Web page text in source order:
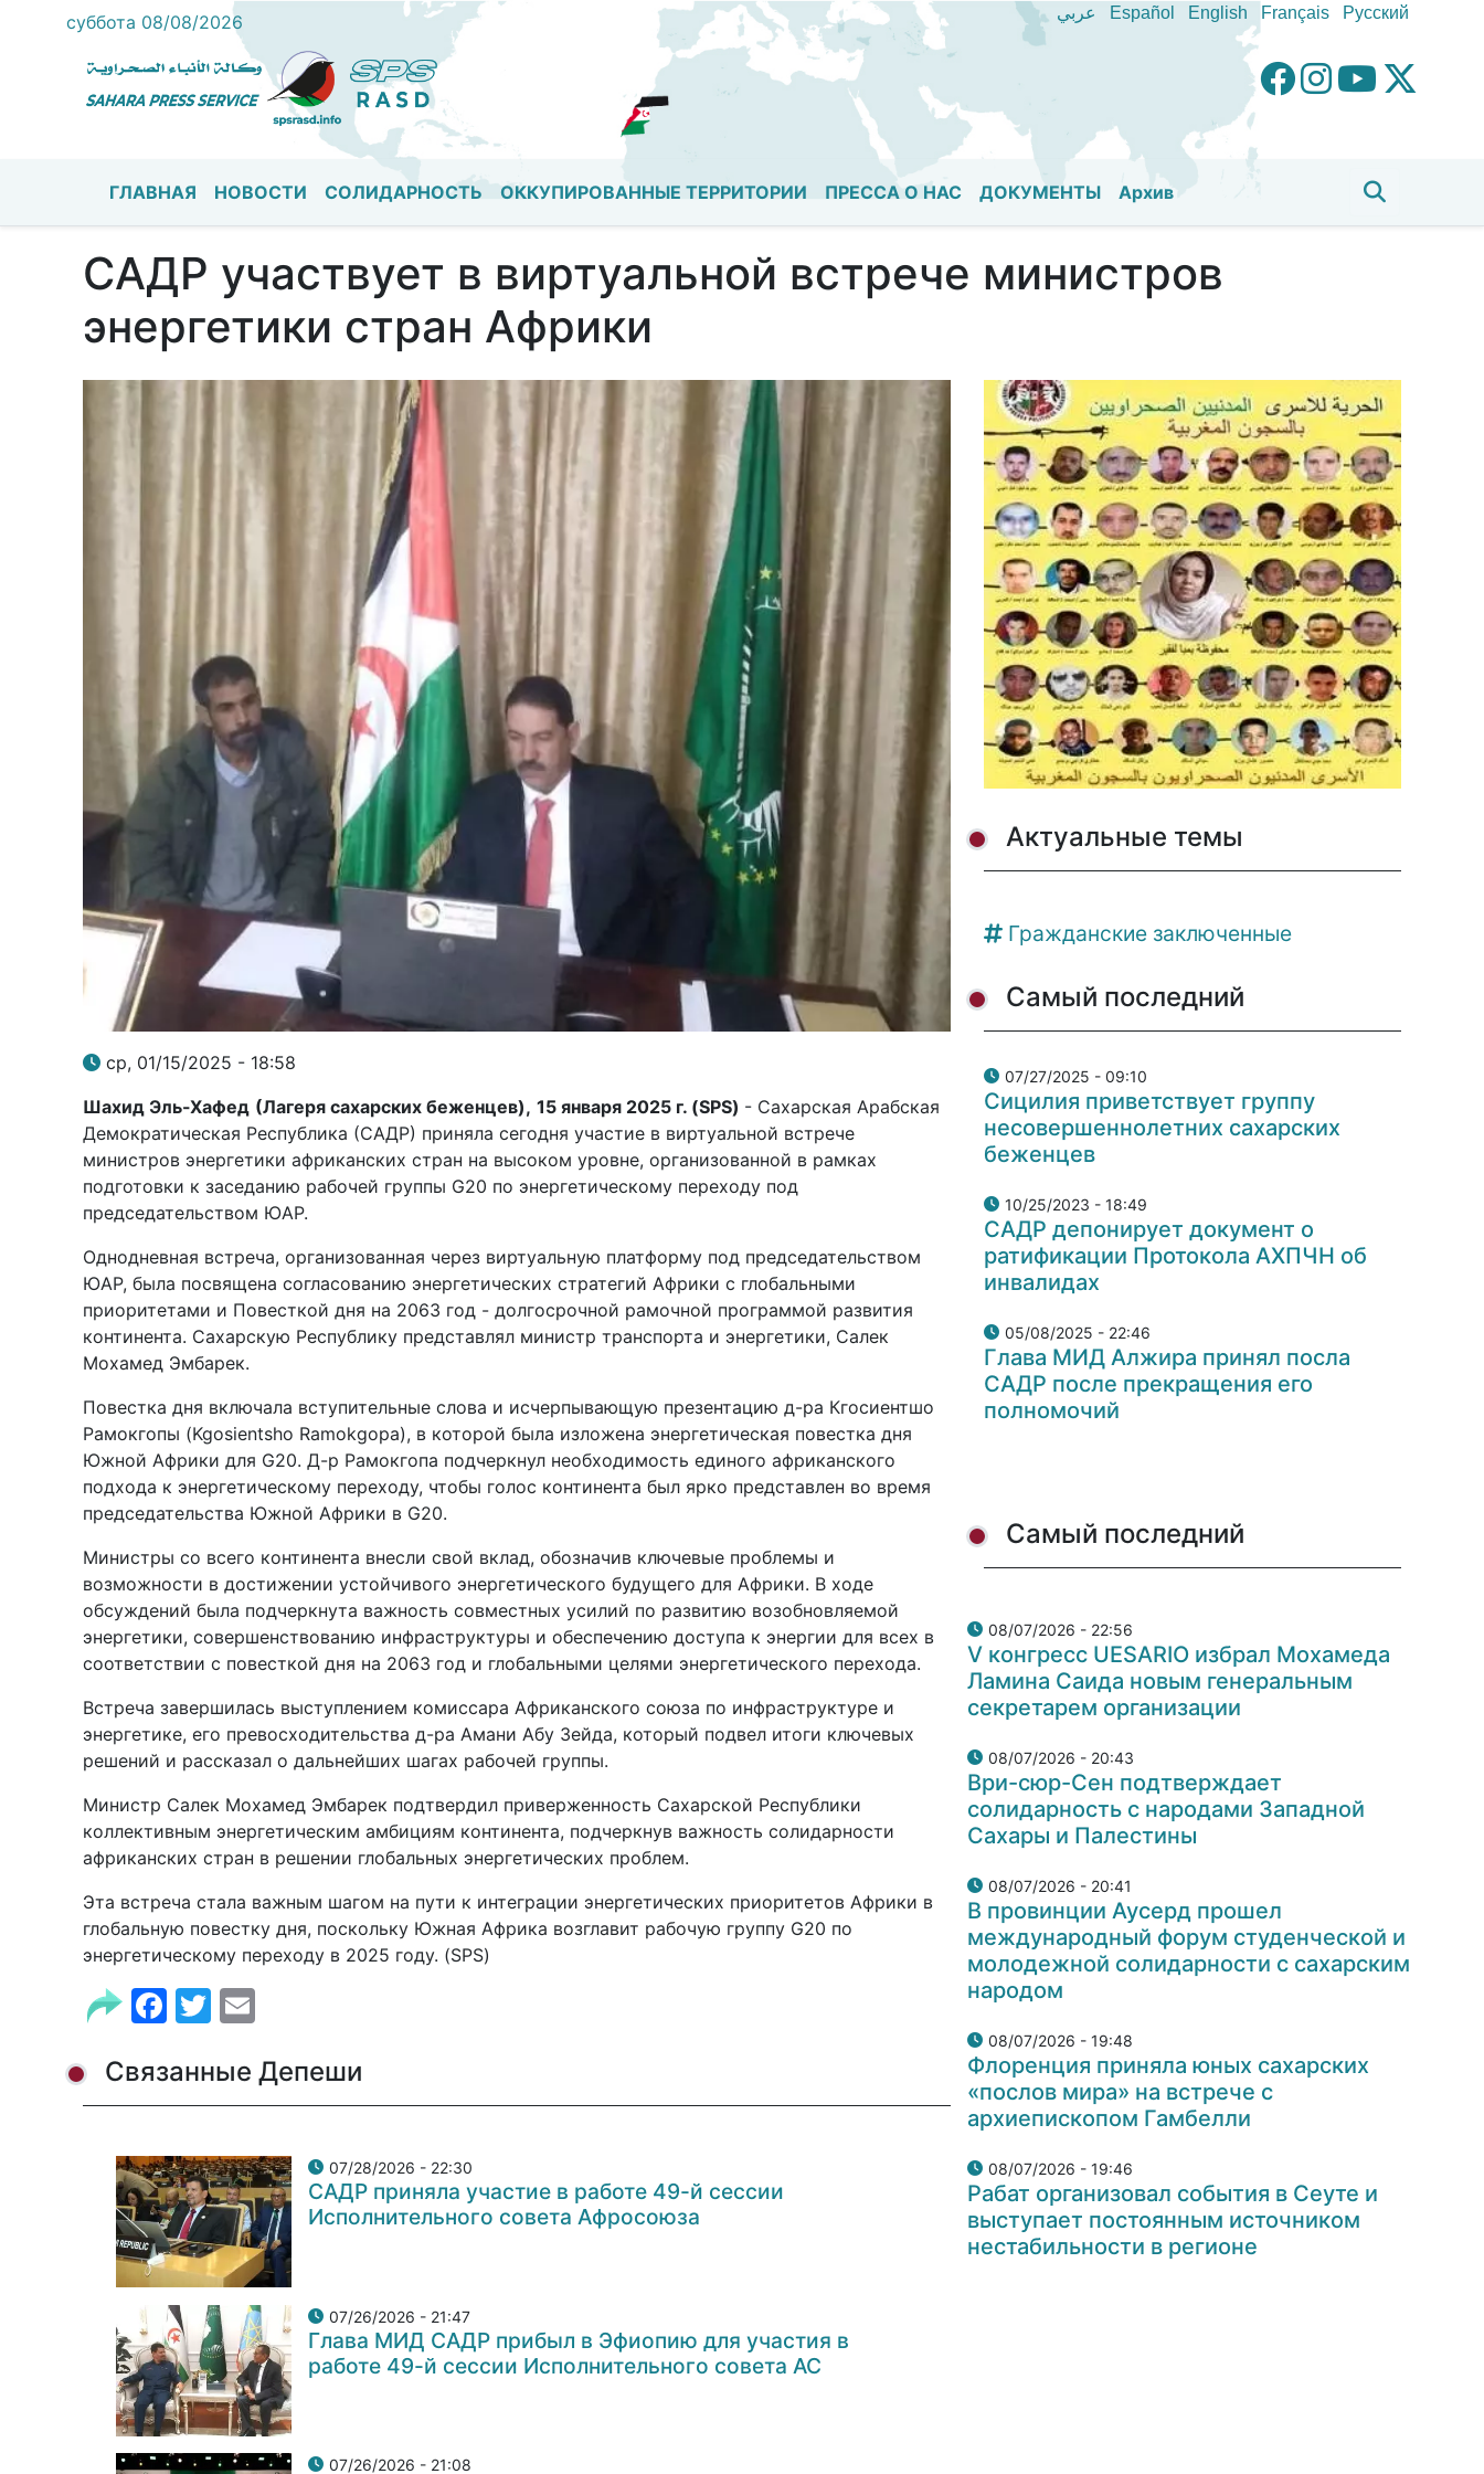
Перейти
к
основному
содержанию
суббота 08/08/2026 عربي Español English Français Pусский
ГЛАВНАЯ НОВОСТИ СОЛИДАРНОСТЬ ОККУПИРОВАННЫЕ ТЕРРИТОРИИ ПРЕССА О НАС ДОКУМЕНТЫ Aрхив
САДР участвует в виртуальной встрече министров
энергетики стран Африки
ср, 01/15/2025 - 18:58
Шахид Эль-Хафед (Лагеря сахарских беженцев), 15 января 2025 г. (SPS) - Сахарская Арабская
Демократическая Республика (САДР) приняла сегодня участие в виртуальной встрече
министров энергетики африканских стран на высоком уровне, организованной в рамках
подготовки к заседанию рабочей группы G20 по энергетическому переходу под
председательством ЮАР.
Однодневная встреча, организованная через виртуальную платформу под председательством
ЮАР, была посвящена согласованию энергетических стратегий Африки с глобальными
приоритетами и Повесткой дня на 2063 год - долгосрочной рамочной программой развития
континента. Сахарскую Республику представлял министр транспорта и энергетики, Салек
Мохамед Эмбарек.
Повестка дня включала вступительные слова и исчерпывающую презентацию д-ра Кгосиентшо
Рамокгопы (Kgosientsho Ramokgopa), в которой была изложена энергетическая повестка дня
Южной Африки для G20. Д-р Рамокгопа подчеркнул необходимость единого африканского
подхода к энергетическому переходу, чтобы голос континента был ярко представлен во время
председательства Южной Африки в G20.
Министры со всего континента внесли свой вклад, обозначив ключевые проблемы и
возможности в достижении устойчивого энергетического будущего для Африки. В ходе
обсуждений была подчеркнута важность совместных усилий по развитию возобновляемой
энергетики, совершенствованию инфраструктуры и обеспечению доступа к энергии для всех в
соответствии с повесткой дня на 2063 год и глобальными целями энергетического перехода.
Встреча завершилась выступлением комиссара Африканского союза по инфраструктуре и
энергетике, его превосходительства д-ра Амани Абу Зейда, который подвел итоги ключевых
решений и рассказал о дальнейших шагах рабочей группы.
Министр Салек Мохамед Эмбарек подтвердил приверженность Сахарской Республики
коллективным энергетическим амбициям континента, подчеркнув важность солидарности
африканских стран в решении глобальных энергетических проблем.
Эта встреча стала важным шагом на пути к интеграции энергетических приоритетов Африки в
глобальную повестку дня, поскольку Южная Африка возглавит рабочую группу G20 по
энергетическому переходу в 2025 году. (SPS)
Facebook
Twitter
Связанные Депеши
07/28/2026 - 22:30
САДР приняла участие в работе 49-й сессии
Исполнительного совета Афросоюза
07/26/2026 - 21:47
Глава МИД САДР прибыл в Эфиопию для участия в
работе 49-й сессии Исполнительного совета АС
07/26/2026 - 21:08
Актуальные темы
Гражданские заключенные
Самый последний
07/27/2025 - 09:10
Сицилия приветствует группу
несовершеннолетних сахарских
беженцев
10/25/2023 - 18:49
САДР депонирует документ о
ратификации Протокола АХПЧН об
инвалидах
05/08/2025 - 22:46
Глава МИД Алжира принял посла
САДР после прекращения его
полномочий
Самый последний
08/07/2026 - 22:56
V конгресс UESARIO избрал Мохамеда
Ламина Саида новым генеральным
секретарем организации
08/07/2026 - 20:43
Ври-сюр-Сен подтверждает
солидарность с народами Западной
Сахары и Палестины
08/07/2026 - 20:41
В провинции Аусерд прошел
международный форум студенческой и
молодежной солидарности с сахарским
народом
08/07/2026 - 19:48
Флоренция приняла юных сахарских
«послов мира» на встрече с
архиепископом Гамбелли
08/07/2026 - 19:46
Рабат организовал события в Сеуте и
выступает постоянным источником
нестабильности в регионе